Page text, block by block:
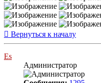
Вернуться к началу
Es
Администратор